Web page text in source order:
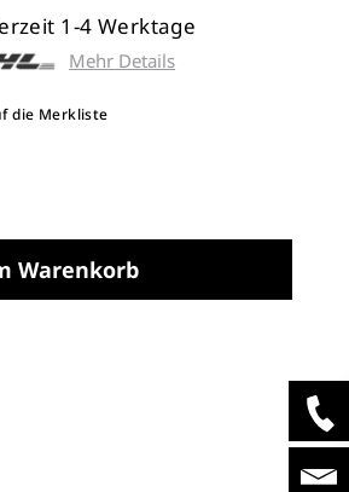
1-4 Werktage
Mehr Details
die Merkliste
Warenkorb